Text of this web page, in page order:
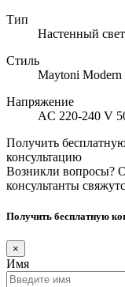
Тип
Настенный
Стиль
Maytoni Modern
Напряжение
AC 220-240 V
Получить
консультацию
Возникли вопросы?
консультанты
Получить бесплатную
×
Имя